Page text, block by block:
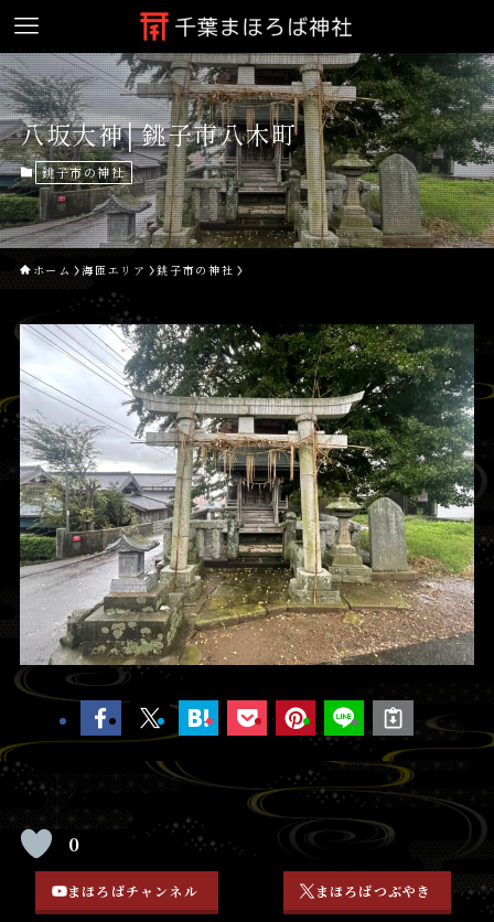
八坂大神│銚子市八木町
銚子市の神社
ホーム 海匝エリア 銚子市の神社
0
まほろばチャンネル まほろばつぶやき